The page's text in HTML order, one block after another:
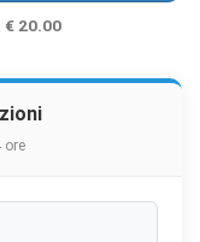
€ 20.00
ore